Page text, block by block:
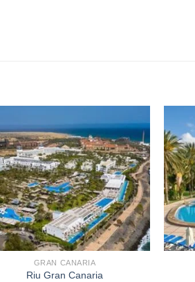
GRAN CANARIA
Riu Gran Canaria